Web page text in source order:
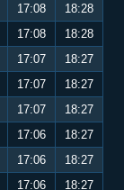
17:08
18:28
17:08
18:28
17:07
18:27
17:07
18:27
17:07
18:27
17:06
18:27
17:06
18:27
17:06 18:27